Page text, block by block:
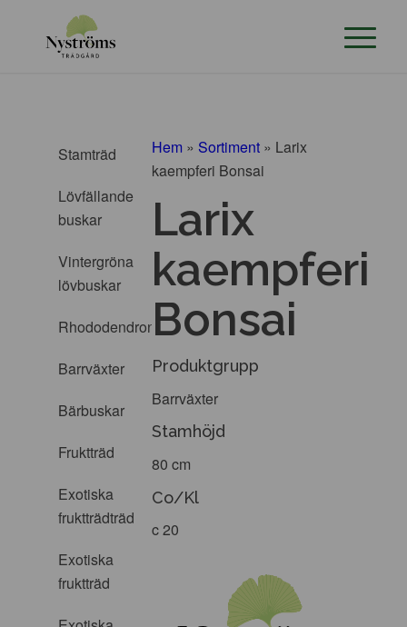
Stamträd
Lövfällande
buskar
Vintergröna
lövbuskar
Rhododendron
Barrväxter
Bärbuskar
Fruktträd
Exotiska
fruktträdträd
Exotiska
fruktträd
Hem » Sortiment » Larix
kaempferi Bonsai
Larix
kaempferi
Bonsai
Produktgrupp
Barrväxter
Stamhöjd
80 cm
Co/Kl
c 20